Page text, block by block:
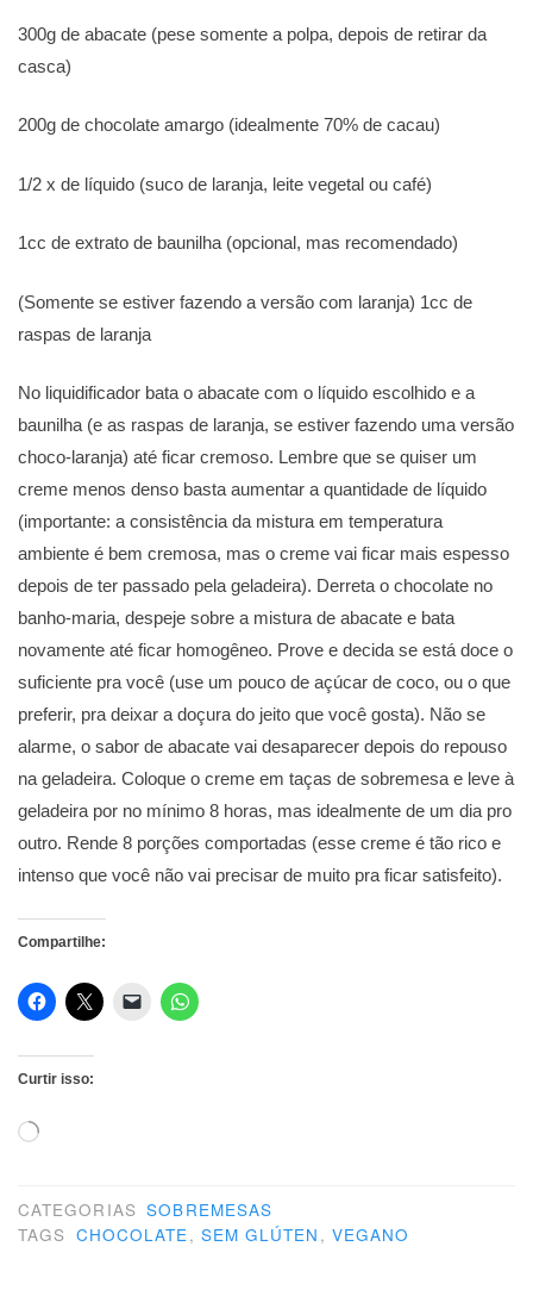
300g de abacate (pese somente a polpa, depois de retirar da
casca)
200g de chocolate amargo (idealmente 70% de cacau)
1/2 x de líquido (suco de laranja, leite vegetal ou café)
1cc de extrato de baunilha (opcional, mas recomendado)
(Somente se estiver fazendo a versão com laranja) 1cc de
raspas de laranja
No liquidificador bata o abacate com o líquido escolhido e a
baunilha (e as raspas de laranja, se estiver fazendo uma versão
choco-laranja) até ficar cremoso. Lembre que se quiser um
creme menos denso basta aumentar a quantidade de líquido
(importante: a consistência da mistura em temperatura
ambiente é bem cremosa, mas o creme vai ficar mais espesso
depois de ter passado pela geladeira). Derreta o chocolate no
banho-maria, despeje sobre a mistura de abacate e bata
novamente até ficar homogêneo. Prove e decida se está doce o
suficiente pra você (use um pouco de açúcar de coco, ou o que
preferir, pra deixar a doçura do jeito que você gosta). Não se
alarme, o sabor de abacate vai desaparecer depois do repouso
na geladeira. Coloque o creme em taças de sobremesa e leve à
geladeira por no mínimo 8 horas, mas idealmente de um dia pro
outro. Rende 8 porções comportadas (esse creme é tão rico e
intenso que você não vai precisar de muito pra ficar satisfeito).
Compartilhe:
Curtir isso:
Carregando...
CATEGORIAS SOBREMESAS
TAGS CHOCOLATE, SEM GLÚTEN , VEGANO